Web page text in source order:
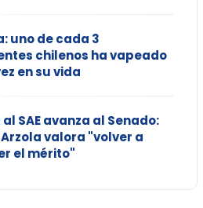
uno de cada 3
chilenos ha vapeado
en su vida
SAE avanza al Senado:
valora "volver a
el mérito"